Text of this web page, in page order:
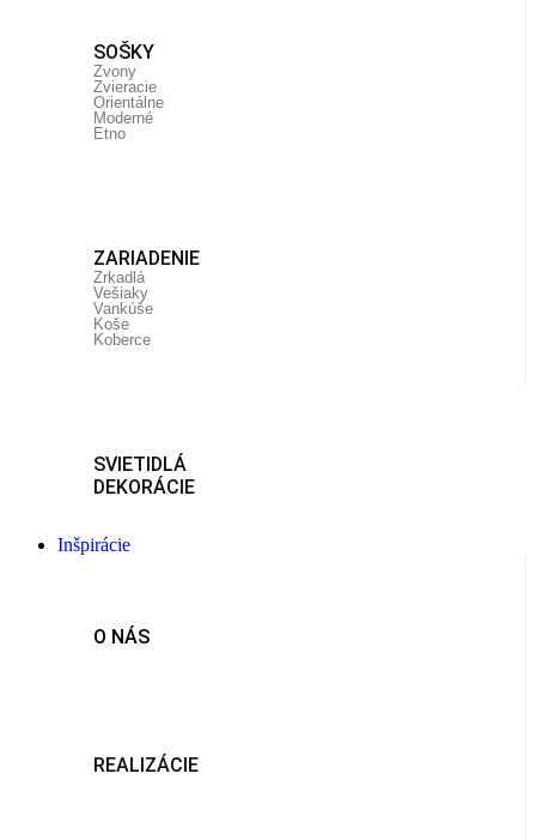
SOŠKY
Zvony
Zvieracie
Orientálne
Moderné
Etno
ZARIADENIE
Zrkadlá
Vešiaky
Vankúše
Koše
Koberce
SVIETIDLÁ
DEKORÁCIE
Inšpirácie
O NÁS
REALIZÁCIE